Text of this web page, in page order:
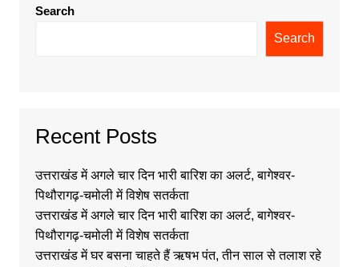
Search
Search
Recent Posts
उत्तराखंड में अगले चार दिन भारी बारिश का अलर्ट, बागेश्वर-
पिथौरागढ़-चमोली में विशेष सतर्कता
उत्तराखंड में अगले चार दिन भारी बारिश का अलर्ट, बागेश्वर-
पिथौरागढ़-चमोली में विशेष सतर्कता
उत्तराखंड में घर बसना चाहते हैं ऋषभ पंत, तीन साल से तलाश रहे